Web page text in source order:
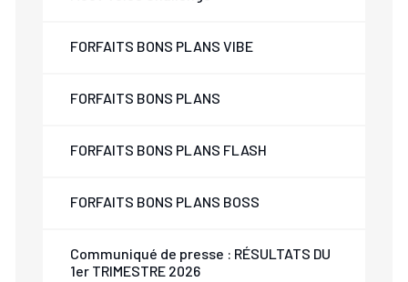
FORFAITS BONS PLANS VIBE
FORFAITS BONS PLANS
FORFAITS BONS PLANS FLASH
FORFAITS BONS PLANS BOSS
Communiqué de presse : RÉSULTATS DU
1er TRIMESTRE 2026